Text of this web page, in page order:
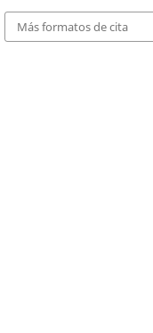
Más formatos de cita